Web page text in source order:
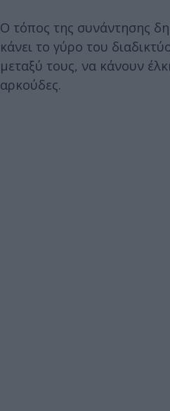
Ο τόπος της συνάντησης
κάνει το γύρο του
μεταξύ τους, να κάνουν
αρκούδες.